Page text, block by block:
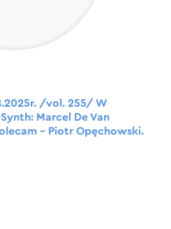
/vol. 255/ W
Marcel De Van
– Piotr Opęchowski.